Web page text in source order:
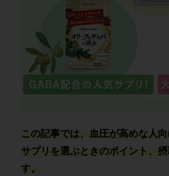
この記事では、血圧が高めな人
サプリを選ぶときのポイント、
す。